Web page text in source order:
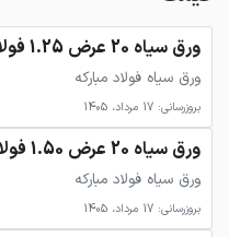
ورق سیاه 20 عرض 1.25 فولاد مبارکه
ورق سیاه فولاد مبارکه
بروزرسانی: 17 مرداد، 1405
ورق سیاه 20 عرض 1.50 فولاد مبارکه
ورق سیاه فولاد مبارکه
بروزرسانی: 17 مرداد، 1405